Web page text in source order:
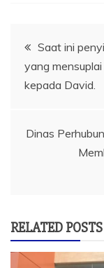
Navigasi
pos
Saat ini
yang
kepada David.
Dinas
RELATED POSTS